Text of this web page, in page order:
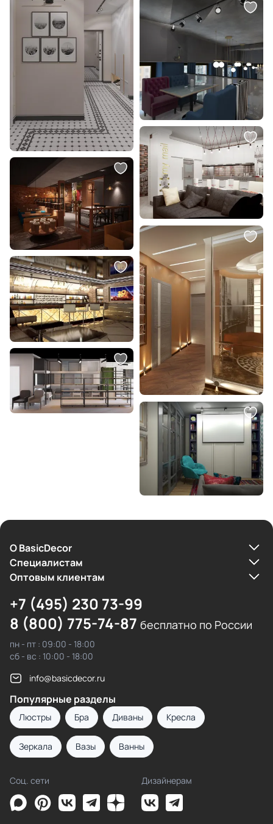
О BasicDecor
Cпециалистам
Оптовым клиентам
+7 (495) 230 73-99
8 (800) 775-74-87 бесплатно по России
пн - пт : 09:00 - 18:00
сб - вс : 10:00 - 18:00
info@basicdecor.ru
Популярные разделы
Люстры Бра Диваны Кресла
Зеркала Вазы Ванны
Соц. сети Дизайнерам